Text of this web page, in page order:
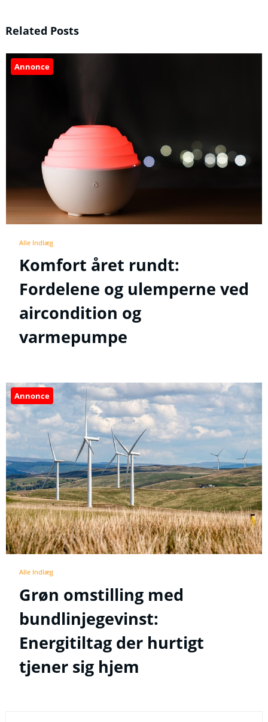
Related Posts
Annonce
Alle Indlæg
Komfort året rundt:
Fordelene og ulemperne ved
aircondition og
varmepumpe
Annonce
Alle Indlæg
Grøn omstilling med
bundlinjegevinst:
Energitiltag der hurtigt
tjener sig hjem